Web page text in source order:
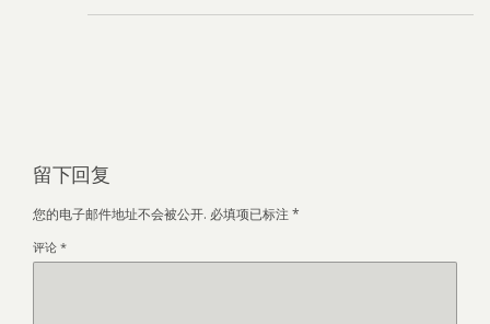
留下回复
您的电子邮件地址不会被公开. 必填项已标注*
评论 *